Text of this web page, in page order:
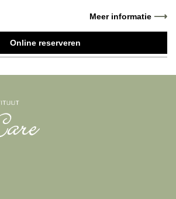
Meer informatie ⟶
Online reserveren